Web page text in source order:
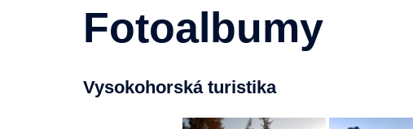
Fotoalbumy
Vysokohorská turistika